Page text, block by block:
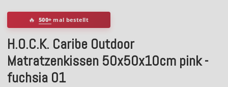
🔥 500+ mal bestellt
H.O.C.K. Caribe Outdoor
Matratzenkissen 50x50x10cm pink -
fuchsia 01